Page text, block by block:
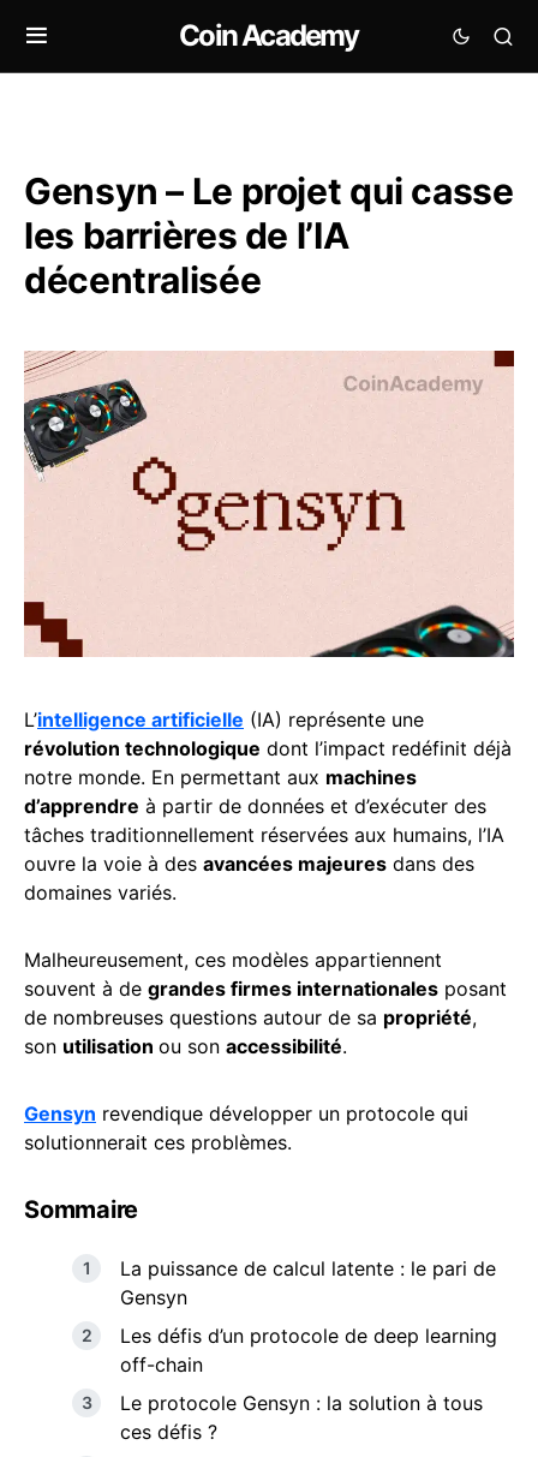
Coin Academy
Gensyn – Le projet qui casse
les barrières de l’IA
décentralisée
L’intelligence artificielle (IA) représente une
révolution technologique dont l’impact redéfinit déjà
notre monde. En permettant aux machines
d’apprendre à partir de données et d’exécuter des
tâches traditionnellement réservées aux humains, l’IA
ouvre la voie à des avancées majeures dans des
domaines variés.
Malheureusement, ces modèles appartiennent
souvent à de grandes firmes internationales posant
de nombreuses questions autour de sa propriété,
son utilisation ou son accessibilité.
Gensyn revendique développer un protocole qui
solutionnerait ces problèmes.
Sommaire
La puissance de calcul latente : le pari de
Gensyn
Les défis d’un protocole de deep learning
off-chain
Le protocole Gensyn : la solution à tous
ces défis ?